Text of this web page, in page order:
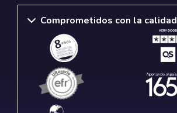
Comprometidos con la calidad